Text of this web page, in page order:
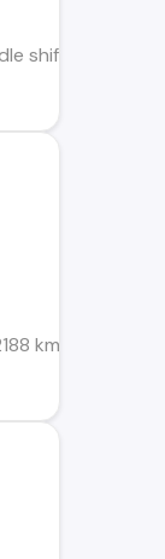
shift, control
km.Precio